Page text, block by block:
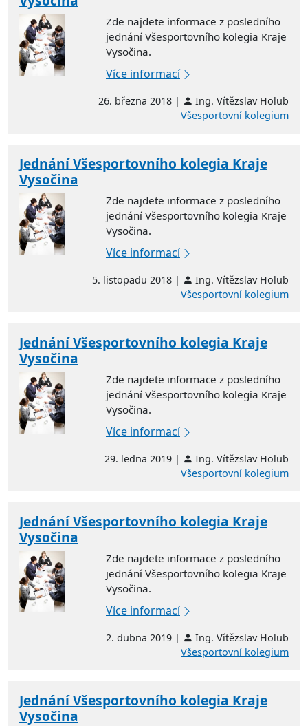
Zde najdete informace z posledního
jednání Všesportovního kolegia Kraje
Vysočina.
Více informací
26. března 2018 |
Ing. Vítězslav Holub
Všesportovní kolegium
Jednání Všesportovního kolegia Kraje
Vysočina
Zde najdete informace z posledního
jednání Všesportovního kolegia Kraje
Vysočina.
Více informací
5. listopadu 2018 |
Ing. Vítězslav Holub
Všesportovní kolegium
Jednání Všesportovního kolegia Kraje
Vysočina
Zde najdete informace z posledního
jednání Všesportovního kolegia Kraje
Vysočina.
Více informací
29. ledna 2019 |
Ing. Vítězslav Holub
Všesportovní kolegium
Jednání Všesportovního kolegia Kraje
Vysočina
Zde najdete informace z posledního
jednání Všesportovního kolegia Kraje
Vysočina.
Více informací
2. dubna 2019 |
Ing. Vítězslav Holub
Všesportovní kolegium
Jednání Všesportovního kolegia Kraje
Vysočina